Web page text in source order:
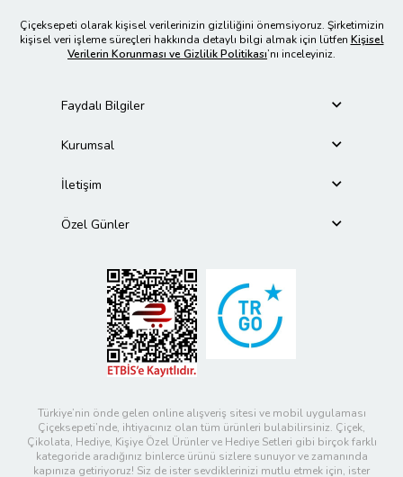
Çiçeksepeti olarak kişisel verilerinizin gizliliğini önemsiyoruz. Şirketimizin
kişisel veri işleme süreçleri hakkında detaylı bilgi almak için lütfen Kişisel
Verilerin Korunması ve Gizlilik Politikası’nı inceleyiniz.
Faydalı Bilgiler
Kurumsal
İletişim
Özel Günler
Türkiye’nin önde gelen online alışveriş sitesi ve mobil uygulaması
Çiçeksepeti’nde, ihtiyacınız olan tüm ürünleri bulabilirsiniz. Çiçek,
Çikolata, Hediye, Kişiye Özel Ürünler ve Hediye Setleri gibi birçok farklı
kategoride aradığınız binlerce ürünü sizlere sunuyor ve zamanında
kapınıza getiriyoruz! Siz de ister sevdiklerinizi mutlu etmek için, ister